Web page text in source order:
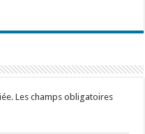
Les champs obligatoires